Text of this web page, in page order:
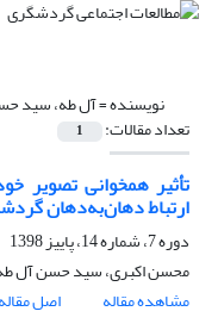
نویسنده =آل طه، سید
تعداد مقالات: 1
تأثیر همخوانی تصویر
ارتباط دهان‌به‌دهان
دوره 7، شماره 14، پاییز 1398
محسن اکبری، سید حسن آل
مشاهده مقاله
اصل مقاله